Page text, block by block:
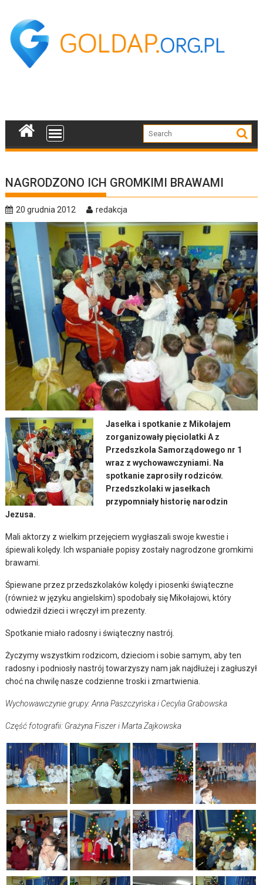
content
NAGRODZONO ICH GROMKIMI BRAWAMI
20 grudnia 2012 redakcja
Jasełka i spotkanie z Mikołajem
zorganizowały pięciolatki A z
Przedszkola Samorządowego nr 1
wraz z wychowawczyniami. Na
spotkanie zaprosiły rodziców.
Przedszkolaki w jasełkach
przypomniały historię narodzin
Jezusa.
Mali aktorzy z wielkim przejęciem wygłaszali swoje kwestie i
śpiewali kolędy. Ich wspaniałe popisy zostały nagrodzone gromkimi
brawami.
Śpiewane przez przedszkolaków kolędy i piosenki świąteczne
(również w języku angielskim) spodobały się Mikołajowi, który
odwiedził dzieci i wręczył im prezenty.
Spotkanie miało radosny i świąteczny nastrój.
Życzymy wszystkim rodzicom, dzieciom i sobie samym, aby ten
radosny i podniosły nastrój towarzyszy nam jak najdłużej i zagłuszył
choć na chwilę nasze codzienne troski i zmartwienia.
Wychowawczynie grupy: Anna Paszczyńska i Cecylia Grabowska
Część fotografii: Grażyna Fiszer i Marta Zajkowska